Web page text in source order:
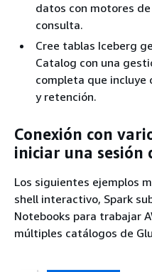
datos con motores
consulta.
Cree tablas Iceberg
Catalog con una
completa que incluye
y retención.
Conexión con
iniciar una sesión
Los siguientes ejemplos
shell interactivo, Spark
Notebooks para trabajar
múltiples catálogos de